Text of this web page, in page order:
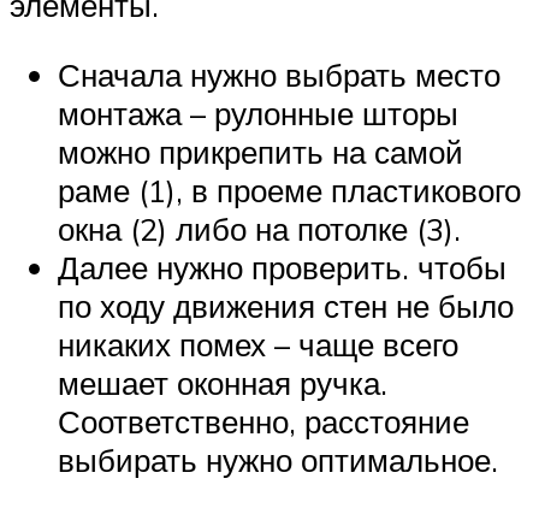
Сначала нужно выбрать место
монтажа – рулонные шторы
можно прикрепить на самой
раме (1), в проеме пластикового
окна (2) либо на потолке (3).
Далее нужно проверить. чтобы
по ходу движения стен не было
никаких помех – чаще всего
мешает оконная ручка.
Соответственно, расстояние
выбирать нужно оптимальное.